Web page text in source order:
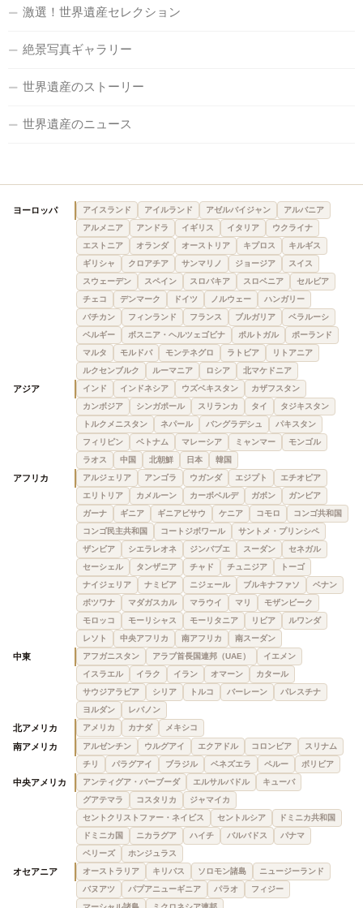
激選！世界遺産セレクション
絶景写真ギャラリー
世界遺産のストーリー
世界遺産のニュース
ヨーロッパ アイスランド アイルランド アゼルバイジャン
アルバニア
アルメニア
アンドラ イギリス イタリア
ウクライナ
エストニア
オランダ オーストリア キプロス
キルギス
ギリシャ
クロアチア サンマリノ ジョージア
スイス
スウェーデン
スペイン スロバキア スロベニア
セルビア
チェコ
デンマーク ドイツ ノルウェー
ハンガリー
バチカン
フィンランド フランス ブルガリア
ベラルーシ
ベルギー
ボスニア・ヘルツェゴビナ ポルトガル
ポーランド
マルタ
モルドバ モンテネグロ ラトビア
リトアニア
ルクセンブルク
ルーマニア ロシア 北マケドニア
アジア インド インドネシア ウズベキスタン
カザフスタン
カンボジア
シンガポール スリランカ タイ
タジキスタン
トルクメニスタン
ネパール バングラデシュ
パキスタン
フィリピン
ベトナム マレーシア ミャンマー
モンゴル
ラオス
中国 北朝鮮 日本 韓国
アフリカ アルジェリア アンゴラ ウガンダ エジプト
エチオピア
エリトリア
カメルーン カーボベルデ ガボン
ガンビア
ガーナ
ギニア ギニアビサウ ケニア コモロ
コンゴ共和国
コンゴ民主共和国
コートジボワール
サントメ・プリンシペ
ザンビア
シエラレオネ ジンバブエ スーダン
セネガル
セーシェル
タンザニア チャド チュニジア
トーゴ
ナイジェリア
ナミビア ニジェール ブルキナファソ
ベナン
ボツワナ
マダガスカル マラウイ マリ
モザンビーク
モロッコ
モーリシャス モーリタニア リビア
ルワンダ
レソト
中央アフリカ 南アフリカ 南スーダン
中東 アフガニスタン アラブ首長国連邦（UAE）
イエメン
イスラエル
イラク イラン オマーン
カタール
サウジアラビア
シリア トルコ バーレーン
パレスチナ
ヨルダン
レバノン
北アメリカ アメリカ カナダ メキシコ
南アメリカ アルゼンチン ウルグアイ エクアドル コロンビア
スリナム
チリ
パラグアイ ブラジル ベネズエラ ペルー ボリビア
中央アメリカ アンティグア・バーブーダ エルサルバドル
キューバ
グアテマラ
コスタリカ
ジャマイカ
セントクリストファー・ネイビス
セントルシア
ドミニカ共和国
ドミニカ国
ニカラグア ハイチ バルバドス
パナマ
ベリーズ
ホンジュラス
オセアニア オーストラリア キリバス ソロモン諸島
ニュージーランド
バヌアツ
パプアニューギニア パラオ
フィジー